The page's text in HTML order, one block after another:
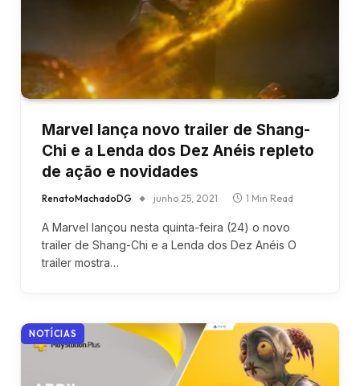
Marvel lança novo trailer de Shang-
Chi e a Lenda dos Dez Anéis repleto
de ação e novidades
RenatoMachadoDG junho 25, 2021 1 Min Read
A Marvel lançou nesta quinta-feira (24) o novo
trailer de Shang-Chi e a Lenda dos Dez Anéis O
trailer mostra…
NOTÍCIAS